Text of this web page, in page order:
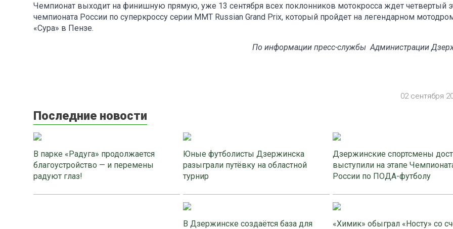
Чемпионат выходит на финишную прямую, уже 13 сентября всех поклонников мотокросса ждет четвертый
чемпионата России по суперкроссу серии MMT Russian Grand Prix, который пройдет на легендарном
«Сура» в Пензе.
По информации пресс-службы Администрации
02 сентября
Последние новости
В парке «Радуга» продолжается
благоустройство — и перемены
радуют глаз!
Юные футболисты Дзержинска
разыграли путёвку на областной
турнир
Дзержинские спортсмены
выступили на этапе
России по ПОДА-футболу
В Дзержинске создаётся база для
«Химик» обыграл «Носту» со